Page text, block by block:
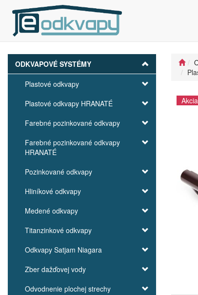
ODKVAPOVÉ SYSTÉMY
Plastové odkvapy
Plastové odkvapy HRANATÉ
Farebné pozinkované odkvapy
Farebné pozinkované odkvapy
HRANATÉ
Pozinkované odkvapy
Hliníkové odkvapy
Medené odkvapy
Titanzinkové odkvapy
Odkvapy Satjam Niagara
Zber dažďovej vody
Odvodnenie plochej strechy